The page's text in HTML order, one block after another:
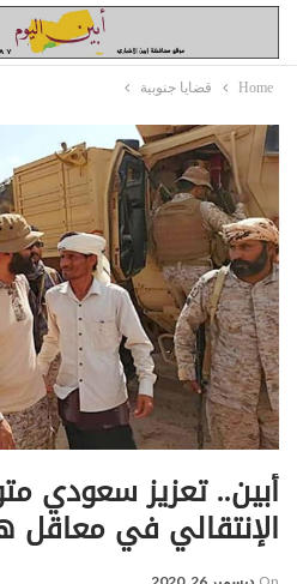
Home قضايا جنوبية
أبين.. تعزيز سعودي
الإنتقالي في معاقل